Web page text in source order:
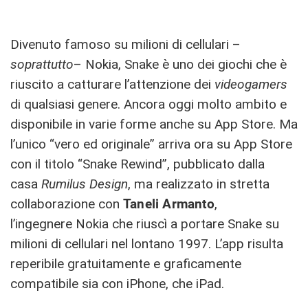
Divenuto famoso su milioni di cellulari –
soprattutto– Nokia, Snake è uno dei giochi che è
riuscito a catturare l’attenzione dei videogamers
di qualsiasi genere. Ancora oggi molto ambito e
disponibile in varie forme anche su App Store. Ma
l’unico “vero ed originale” arriva ora su App Store
con il titolo “Snake Rewind”, pubblicato dalla
casa Rumilus Design, ma realizzato in stretta
collaborazione con Taneli Armanto,
l’ingegnere Nokia che riuscì a portare Snake su
milioni di cellulari nel lontano 1997. L’app risulta
reperibile gratuitamente e graficamente
compatibile sia con iPhone, che iPad.